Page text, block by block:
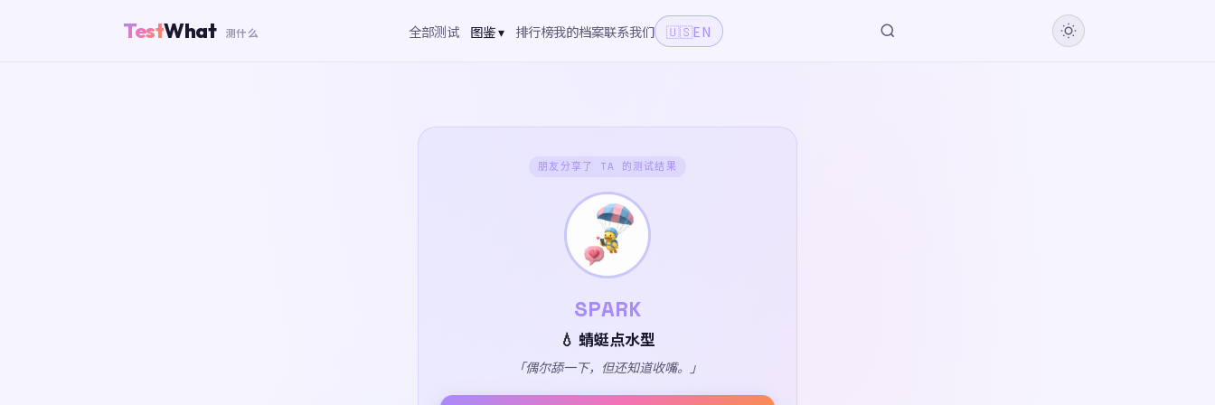
TestWhat 测什么 全部测试 图鉴 ▾ 排行榜我的档案联系我们 🇺🇸EN
朋友分享了 TA 的测试结果
SPARK
💧 蜻蜓点水型
「偶尔舔一下，但还知道收嘴。」